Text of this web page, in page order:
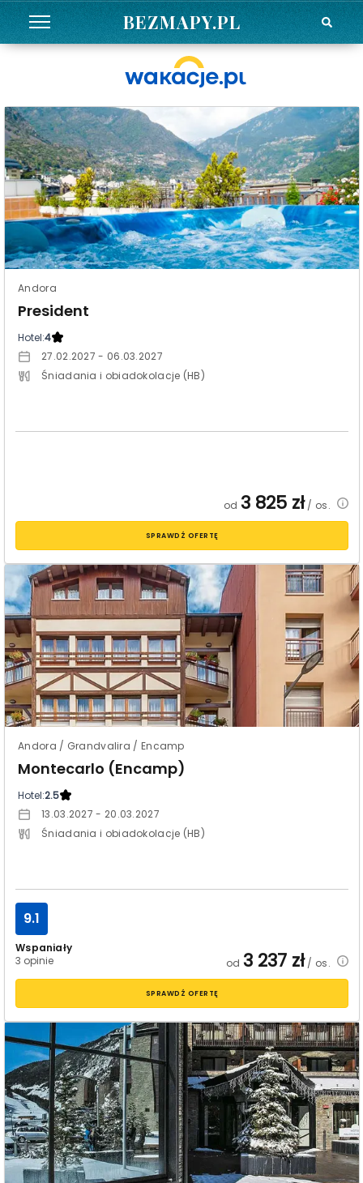
BEZMAPY.PL
Andora
President
Hotel:4
27.02.2027 - 06.03.2027
Śniadania i obiadokolacje (HB)
od 3 825 zł/ os.
SPRAWDŹ OFERTĘ
Andora / Grandvalira / Encamp
Montecarlo (Encamp)
Hotel:2.5
13.03.2027 - 20.03.2027
Śniadania i obiadokolacje (HB)
Wspaniały
3 opinie
9.1
od 3 237 zł/ os.
SPRAWDŹ OFERTĘ